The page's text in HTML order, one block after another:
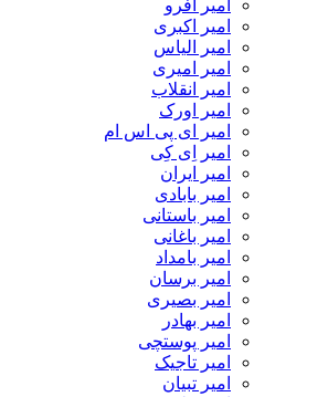
امیر افرو
امیر اکبری
امیر الیاس
امیر امیری
امیر انقلاب
امیر اورک
امیر ای پی اس ام
امیر اِی کِی
امیر ایران
امیر بابادی
امیر باستانی
امیر باغانی
امیر بامداد
امیر برسان
امیر بصیری
امیر بهادر
امیر پوستچی
امیر تاجیک
امیر تبیان